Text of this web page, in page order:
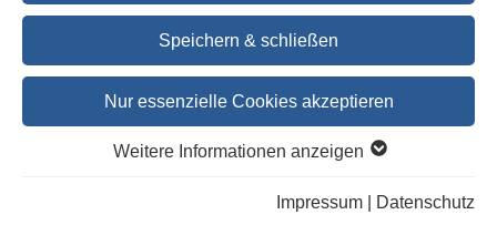
Speichern & schließen
Nur essenzielle Cookies akzeptieren
Weitere Informationen anzeigen
Impressum Datenschutz
Magnifica humanitas –
kommentierte Ausgabe